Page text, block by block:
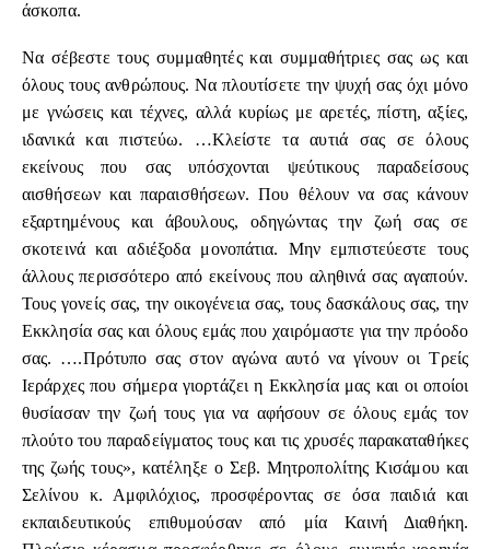
άσκοπα.
Να σέβεστε τους συμμαθητές και συμμαθήτριες σας ως και
όλους τους ανθρώπους. Να πλουτίσετε την ψυχή σας όχι μόνο
με γνώσεις και τέχνες, αλλά κυρίως με αρετές, πίστη, αξίες,
ιδανικά και πιστεύω. …Κλείστε τα αυτιά σας σε όλους
εκείνους που σας υπόσχονται ψεύτικους παραδείσους
αισθήσεων και παραισθήσεων. Που θέλουν να σας κάνουν
εξαρτημένους και άβουλους, οδηγώντας την ζωή σας σε
σκοτεινά και αδιέξοδα μονοπάτια. Μην εμπιστεύεστε τους
άλλους περισσότερο από εκείνους που αληθινά σας αγαπούν.
Τους γονείς σας, την οικογένεια σας, τους δασκάλους σας, την
Εκκλησία σας και όλους εμάς που χαιρόμαστε για την πρόοδο
σας. ….Πρότυπο σας στον αγώνα αυτό να γίνουν οι Τρείς
Ιεράρχες που σήμερα γιορτάζει η Εκκλησία μας και οι οποίοι
θυσίασαν την ζωή τους για να αφήσουν σε όλους εμάς τον
πλούτο του παραδείγματος τους και τις χρυσές παρακαταθήκες
της ζωής τους», κατέληξε ο Σεβ. Μητροπολίτης Κισάμου και
Σελίνου κ. Αμφιλόχιος, προσφέροντας σε όσα παιδιά και
εκπαιδευτικούς επιθυμούσαν από μία Καινή Διαθήκη.